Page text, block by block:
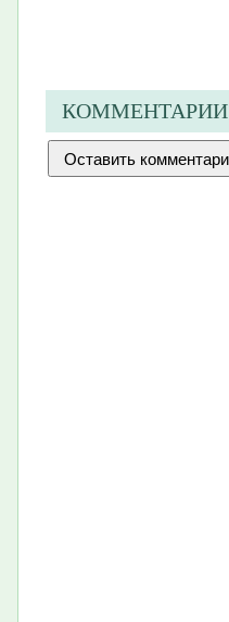
КОММЕНТАРИИ